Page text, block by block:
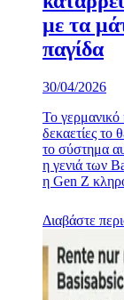
με τα
παγίδα
30/04/2026
Το γερμανικό
δεκαετίες το
το σύστημα
η γενιά των
η Gen Z
Διαβάστε